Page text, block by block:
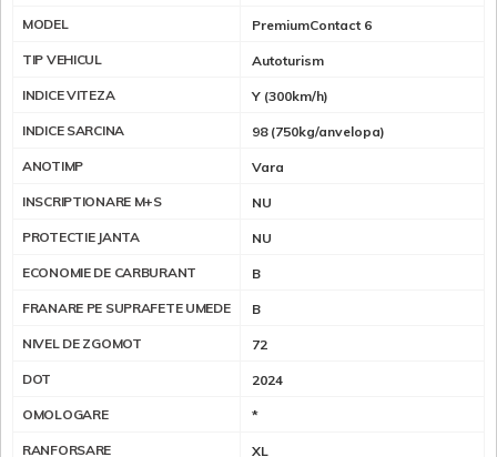
MODEL PremiumContact 6
TIP VEHICUL Autoturism
INDICE VITEZA Y (300km/h)
INDICE SARCINA 98 (750kg/anvelopa)
ANOTIMP Vara
INSCRIPTIONARE M+S NU
PROTECTIE JANTA NU
ECONOMIE DE CARBURANT B
FRANARE PE SUPRAFETE UMEDE B
NIVEL DE ZGOMOT 72
DOT 2024
OMOLOGARE *
RANFORSARE XL